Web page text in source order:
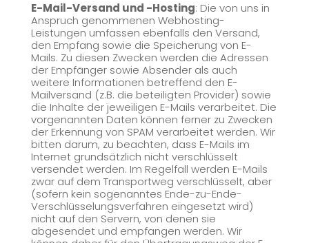
E-Mail-Versand und -Hosting: Die von uns in
Anspruch genommenen Webhosting-
Leistungen umfassen ebenfalls den Versand,
den Empfang sowie die Speicherung von E-
Mails. Zu diesen Zwecken werden die Adressen
der Empfänger sowie Absender als auch
weitere Informationen betreffend den E-
Mailversand (z.B. die beteiligten Provider) sowie
die Inhalte der jeweiligen E-Mails verarbeitet. Die
vorgenannten Daten können ferner zu Zwecken
der Erkennung von SPAM verarbeitet werden. Wir
bitten darum, zu beachten, dass E-Mails im
Internet grundsätzlich nicht verschlüsselt
versendet werden. Im Regelfall werden E-Mails
zwar auf dem Transportweg verschlüsselt, aber
(sofern kein sogenanntes Ende-zu-Ende-
Verschlüsselungsverfahren eingesetzt wird)
nicht auf den Servern, von denen sie
abgesendet und empfangen werden. Wir